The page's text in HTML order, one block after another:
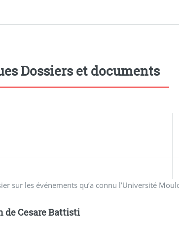
Dossiers et documents
sur les événements qu’a connu l’Université
de Cesare Battisti